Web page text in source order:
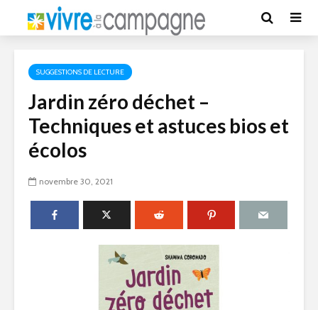
SUGGESTIONS DE LECTURE
Jardin zéro déchet –
Techniques et astuces bios et
écolos
novembre 30, 2021